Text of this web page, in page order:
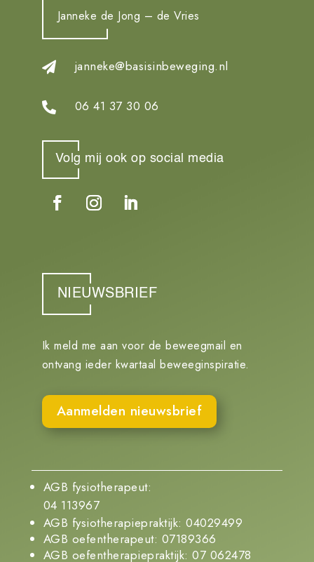
Janneke de Jong – de Vries
 janneke@basisinbeweging.nl
 06 41 37 30 06
Volg mij ook op social media
NIEUWSBRIEF
Ik meld me aan voor de beweegmail en
ontvang ieder kwartaal beweeginspiratie.
Aanmelden nieuwsbrief
AGB fysiotherapeut:
04 113967
AGB fysiotherapiepraktijk: 04029499
AGB oefentherapeut: 07189366
AGB oefentherapiepraktijk: 07 062478